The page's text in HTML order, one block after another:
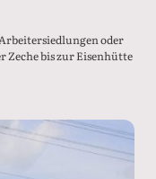
oder
Zeche bis zur Eisenhütte